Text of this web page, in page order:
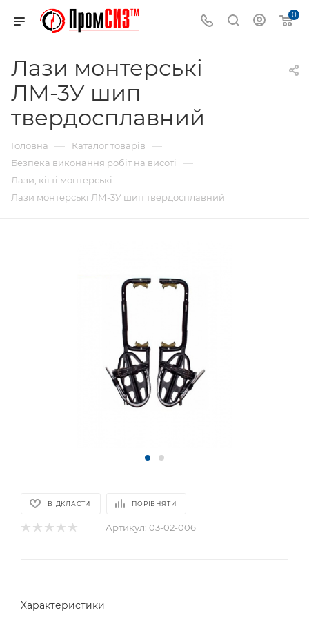
0
Лази монтерські
ЛМ-3У шип
твердосплавний
Головна — Каталог товарів —
Безпека виконання робіт на висоті —
Лази, кігті монтерські —
Лази монтерські ЛМ-3У шип твердосплавний
ВІДКЛАСТИ ПОРІВНЯТИ
Артикул: 03-02-006
Характеристики